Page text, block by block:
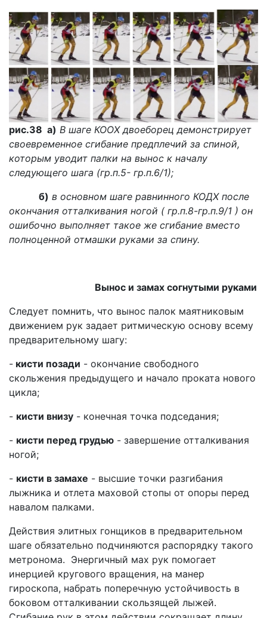
рис.38 а) В шаге КООХ двоеборец демонстрирует
своевременное сгибание предплечий за спиной,
которым уводит палки на вынос к началу
следующего шага (гр.п.5- гр.п.6/1);
б) в основном шаге равнинного КОДХ после
окончания отталкивания ногой ( гр.п.8-гр.п.9/1 ) он
ошибочно выполняет такое же сгибание вместо
полноценной отмашки руками за спину.
Вынос и замах согнутыми руками
Следует помнить, что вынос палок маятниковым
движением рук задает ритмическую основу всему
предварительному шагу:
- кисти позади - окончание свободного
скольжения предыдущего и начало проката нового
цикла;
- кисти внизу - конечная точка подседания;
- кисти перед грудью - завершение отталкивания
ногой;
- кисти в замахе - высшие точки разгибания
лыжника и отлета маховой стопы от опоры перед
навалом палками.
Действия элитных гонщиков в предварительном
шаге обязательно подчиняются распорядку такого
метронома. Энергичный мах рук помогает
инерцией кругового вращения, на манер
гироскопа, набрать поперечную устойчивость в
боковом отталкивании скользящей лыжей.